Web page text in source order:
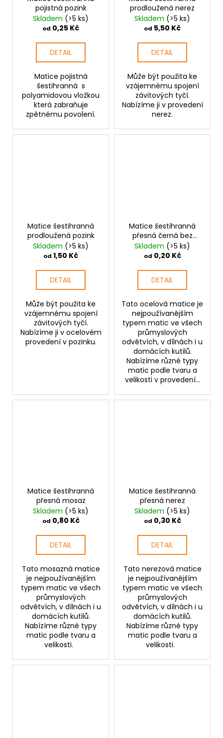
pojistná pozink
Skladem (>5 ks)
od 0,25 Kč
DETAIL
Matice pojistná
šestihranná s
polyamidovou vložkou
která zabraňuje
zpětnému povolení.
prodloužená nerez
Skladem (>5 ks)
od 5,50 Kč
DETAIL
Může být použita ke
vzájemnému spojení
závitových tyčí.
Nabízíme ji v provedení
nerez.
Matice šestihranná
prodloužená pozink
Skladem (>5 ks)
od 1,50 Kč
DETAIL
Může být použita ke
vzájemnému spojení
závitových tyčí.
Nabízíme ji v ocelovém
provedení v pozinku.
Matice šestihranná
přesná černá bez
povrchové úpravy
Skladem (>5 ks)
od 0,20 Kč
DETAIL
Tato ocelová matice je
nejpoužívanějším
typem matic ve všech
průmyslových
odvětvích, v dílnách i u
domácích kutilů.
Nabízíme různé typy
matic podle tvaru a
velikosti v provedení...
Matice šestihranná
přesná mosaz
Skladem (>5 ks)
od 0,80 Kč
DETAIL
Tato mosazná matice
je nejpoužívanějším
typem matic ve všech
průmyslových
odvětvích, v dílnách i u
domácích kutilů.
Nabízíme různé typy
matic podle tvaru a
velikosti.
Matice šestihranná
přesná nerez
Skladem (>5 ks)
od 0,30 Kč
DETAIL
Tato nerezová matice
je nejpoužívanějším
typem matic ve všech
průmyslových
odvětvích, v dílnách i u
domácích kutilů.
Nabízíme různé typy
matic podle tvaru a
velikosti.